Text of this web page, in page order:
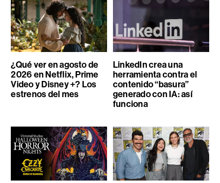
¿Qué ver en agosto de
2026 en Netflix, Prime
Video y Disney +? Los
estrenos del mes
LinkedIn crea una
herramienta contra el
contenido “basura”
generado con IA: así
funciona